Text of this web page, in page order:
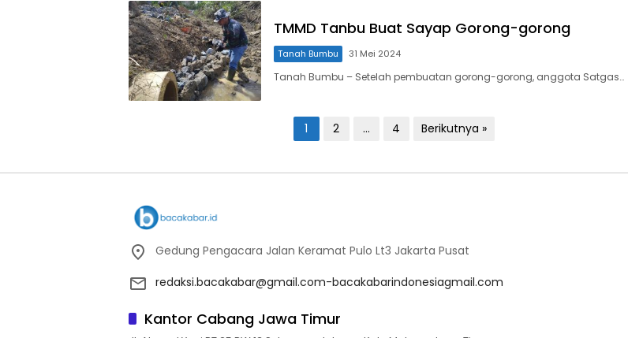
TMMD Tanbu Buat Sayap Gorong-gorong
Tanah Bumbu 31 Mei 2024
Tanah Bumbu – Setelah pembuatan gorong-gorong, anggota Satgas…
1 2 … 4 Berikutnya »
Gedung Pengacara Jalan Keramat Pulo Lt3 Jakarta Pusat
redaksi.bacakabar@gmail.com-bacakabarindonesiagmail.com
Kantor Cabang Jawa Timur